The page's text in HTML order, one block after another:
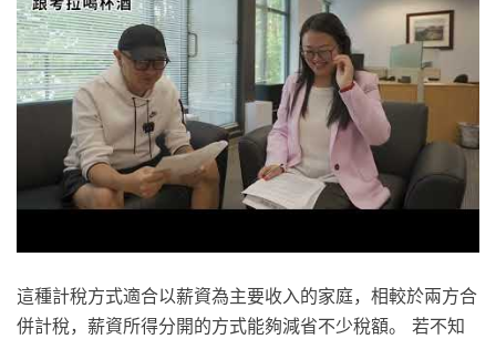
這種計稅方式適合以薪資為主要收入的家庭，相較於兩方合
併計稅，薪資所得分開的方式能夠減省不少稅額。 若不知